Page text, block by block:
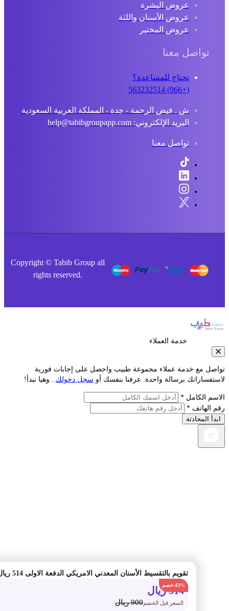
-43%
514 ريال
السعر قبل الخصم900 ريال
عروض البشرة
عروض الأسنان واللثة
عروض المختبر
تواصل معنا
تحتاج للمساعدة؟
ش . فيض الرحمة - جدة - المملكة العربية السعودية
البريد الإلكتروني: help@tabibgroupapp.com
تواصل معنا
Copyright © Tabib Group all
rights reserved.
خدمة العملاء
مع خدمة عملاء مجموعة طبيب واحصل على إجابات فورية
برسالة واحدة. عرفنا بنفسك أوسجل دخولك.. وهيا نبدأ!
الكامل *
الهاتف *
المحادثة